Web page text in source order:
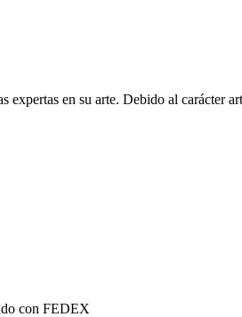
expertas en su arte. Debido al
con FEDEX